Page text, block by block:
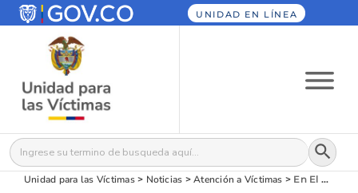
UNIDAD EN LÍNEA
Buscar: Botón
Unidad para las Víctimas> Noticias >Atención a Víctimas > En El Rosario se atendieron más de 1.100 personas en la feria de servicios